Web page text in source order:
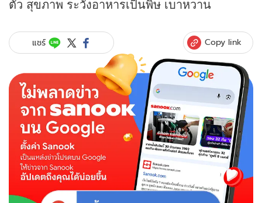
ตัว สุขภาพ ระวังอาหารเป็นพิษ เบาหวาน
แชร์ Copy link